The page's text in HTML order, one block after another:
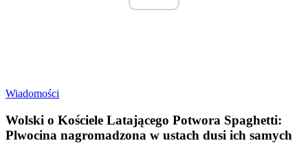
Wiadomości
Wolski o Kościele Latającego Potwora Spaghetti:
Plwocina nagromadzona w ustach dusi ich samych